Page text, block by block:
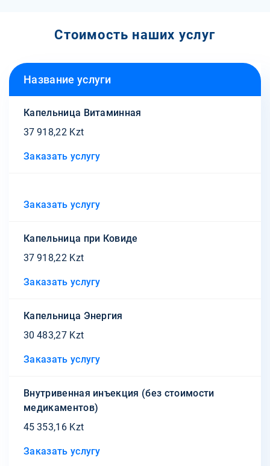
Стоимость наших услуг
Название услуги
Капельница Витаминная
37 918,22 Kzt
Заказать услугу
Заказать услугу
Капельница при Ковиде
37 918,22 Kzt
Заказать услугу
Капельница Энергия
30 483,27 Kzt
Заказать услугу
Внутривенная инъекция (без стоимости
медикаментов)
45 353,16 Kzt
Заказать услугу